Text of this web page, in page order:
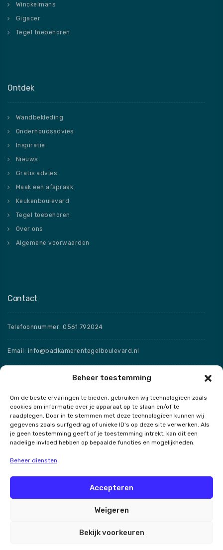
Beheer toestemming
Om de beste ervaringen te bieden, gebruiken wij technologieën zoals
cookies om informatie over je apparaat op te slaan en/of te
raadplegen. Door in te stemmen met deze technologieën kunnen wij
gegevens zoals surfgedrag of unieke ID's op deze site verwerken. Als
je geen toestemming geeft of je toestemming intrekt, kan dit een
nadelige invloed hebben op bepaalde functies en mogelijkheden.
Beheer diensten
Accepteren
Weigeren
Bekijk voorkeuren
Winckelmans
Gigacer
Tegel toebehoren
Ontdek
Wandbekleding
Onderhoudsadvies
Inspiratie
Nieuws
Gratis advies
Maak een afspraak
Keukenboulevard
Tegel toebehoren
Over ons
Algemene voorwaarden
Contact
Telefoonnummer: 0561 792024
Email: info@badkamerentegelboulevard.nl
Adres: Frisaxstraat 5, 8471 ZW Wolvega
Openingstijden
Speciale openingstijden
Contact
Alle rechten voorbehouden 2026.